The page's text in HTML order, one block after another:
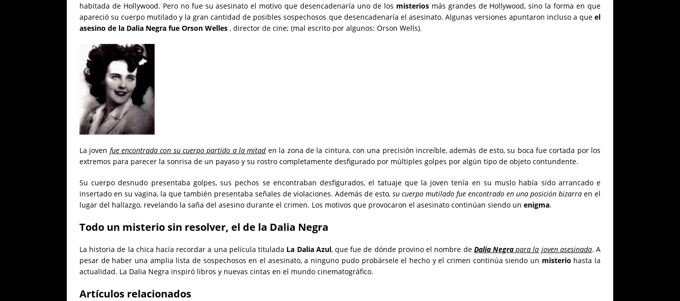
habitada de Hollywood. Pero no fue su asesinato el motivo que desencadenaría uno de los misteriosmás grandes de Hollywood, sino la forma en que
apareció su cuerpo mutilado y la gran cantidad de posibles sospechosos que desencadenaría el asesinato. Algunas versiones apuntaron incluso a que el
asesino de la Dalia Negra fue Orson Welles , director de cine; (mal escrito por algunos: Orson Wells).
La joven fue encontrada con su cuerpo partido a la mitaden la zona de la cintura, con una precisión increíble, además de esto, su boca fue cortada por los
extremos para parecer la sonrisa de un payaso y su rostro completamente desfigurado por múltiples golpes por algún tipo de objeto contundente.
Su cuerpo desnudo presentaba golpes, sus pechos se encontraban desfigurados, el tatuaje que la joven tenía en su muslo había sido arrancado e
insertado en su vagina, la que también presentaba señales de violaciones. Además de esto, su cuerpo mutilado fue encontrado en una posición bizarra en el
lugar del hallazgo, revelando la saña del asesino durante el crimen. Los motivos que provocaron el asesinato continúan siendo un enigma.
Todo un misterio sin resolver, el de la Dalia Negra
La historia de la chica hacía recordar a una película titulada La Dalia Azul, que fue de dónde provino el nombre de Dalia Negrapara la joven asesinada. A
pesar de haber una amplia lista de sospechosos en el asesinato, a ninguno pudo probársele el hecho y el crimen continúa siendo un misterio hasta la
actualidad. La Dalia Negra inspiró libros y nuevas cintas en el mundo cinematográfico.
Artículos relacionados